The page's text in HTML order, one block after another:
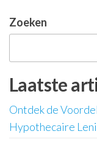
Zoeken
Laatste
Ontdek de
Hypothecaire